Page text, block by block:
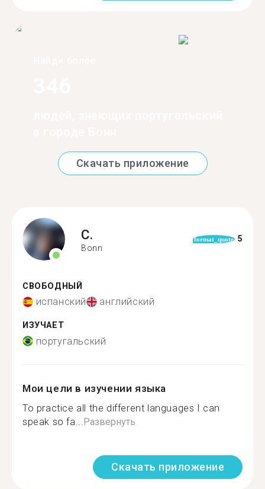
Скачать приложение
C.
Bonn
format_quote 5
СВОБОДНЫЙ
испанский английский
ИЗУЧАЕТ
португальский
Мои цели в изучении языка
To practice all the different languages I can
speak so fa... Развернуть
Скачать приложение